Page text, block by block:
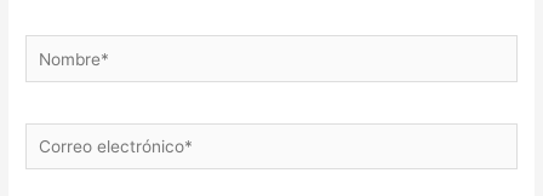
Nombre*
Correo
electrónico*